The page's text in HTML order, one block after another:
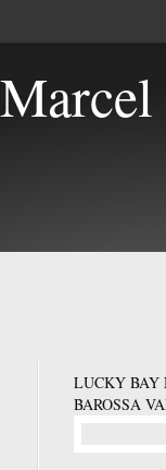
LUCKY BAY
BAROSSA